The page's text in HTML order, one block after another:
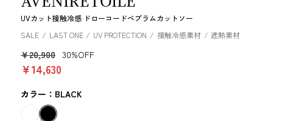
UVカット接触冷感 ドローコードペプラムカットソー
SALE
LAST ONE UV PROTECTION 接触冷感素材 遮熱素材
￥20,900 30%OFF
￥14,630
カラー：BLACK